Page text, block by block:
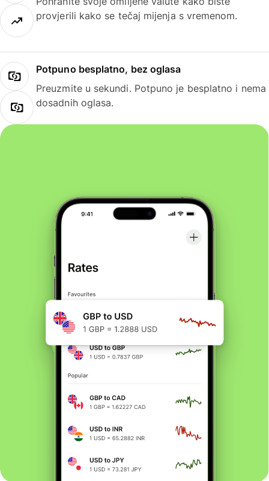
provjerili kako se tečaj mijenja s vremenom.
Potpuno besplatno, bez oglasa
Preuzmite u sekundi. Potpuno je besplatno i nema
dosadnih oglasa.